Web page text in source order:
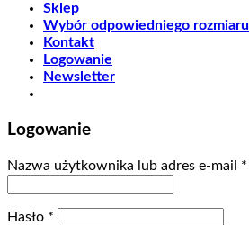
Sklep
Wybór odpowiedniego rozmiaru
Kontakt
Logowanie
Newsletter
Logowanie
Nazwa użytkownika lub adres e-mail *
Hasło *